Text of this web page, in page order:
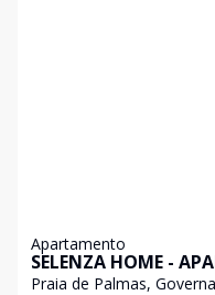
Apartamento
SELENZA HOME -
Praia de Palmas,